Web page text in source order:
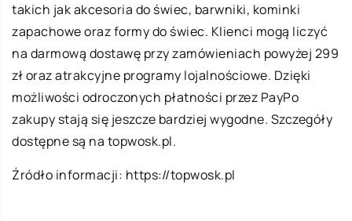
takich jak akcesoria do świec, barwniki, kominki
zapachowe oraz formy do świec. Klienci mogą liczyć
na darmową dostawę przy zamówieniach powyżej 299
zł oraz atrakcyjne programy lojalnościowe. Dzięki
możliwości odroczonych płatności przez PayPo
zakupy stają się jeszcze bardziej wygodne. Szczegóły
dostępne są na topwosk.pl.
Źródło informacji: https://topwosk.pl